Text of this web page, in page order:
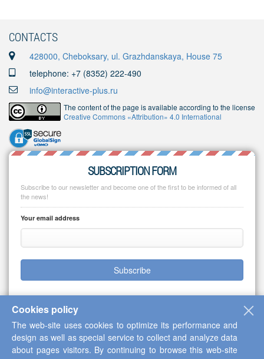
CONTACTS
428000, Cheboksary, ul. Grazhdanskaya, House 75
telephone: +7 (8352) 222-490
info@interactive-plus.ru
The content of the page is available according to the license
Creative Commons «Attribution» 4.0 International
SUBSCRIPTION FORM
Subscribe to our newsletter and become one of the first to be informed of all
the news!
Your email address
Subscribe
Copyright © 2013-2026 Scientific Cooperation Center "Interactive Plus"
Cookies policy
The web-site uses cookies to optimize its performance and
design as well as special service to collect and analyze data
about pages visitors. By continuing to browse this web-site